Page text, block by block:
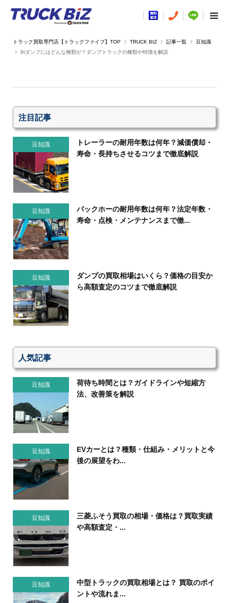
TRUCK BIZ 記事一覧
豆知識
8tダンプにはどんな種類が？ダンプトラックの種類や特徴を解説
注目記事
豆知識
トレーラーの耐用年数は何年？減価償却・
寿命・長持ちさせるコツまで徹底解説
豆知識
バックホーの耐用年数は何年？法定年数・
寿命・点検・メンテナンスまで徹...
豆知識
ダンプの買取相場はいくら？価格の目安か
ら高額査定のコツまで徹底解説
人気記事
豆知識
荷待ち時間とは？ガイドラインや短縮方
法、改善策を解説
豆知識
EVカーとは？種類・仕組み・メリットと今
後の展望をわ...
豆知識
三菱ふそう買取の相場・価格は？買取実績
や高額査定・...
豆知識
中型トラックの買取相場とは？ 買取のポイ
ントや流れま...